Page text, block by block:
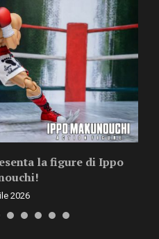
la figure di Ippo
2026